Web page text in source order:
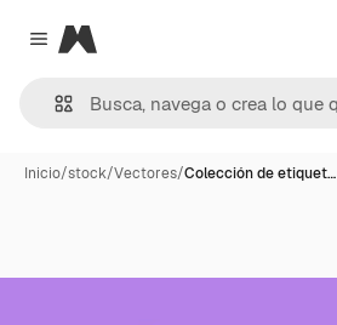
Close menu
Magnific
Inicio/stock/Vectores/Colección de etiquet…